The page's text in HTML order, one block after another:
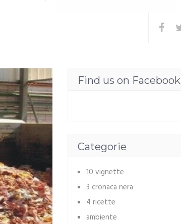
Find us on Facebook
Categorie
10 vignette
3 cronaca nera
4 ricette
ambiente